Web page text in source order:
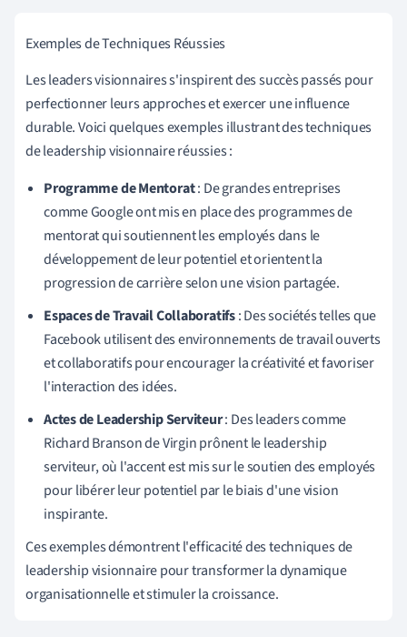
Exemples de Techniques Réussies
Les leaders visionnaires s'inspirent des succès passés pour
perfectionner leurs approches et exercer une influence
durable. Voici quelques exemples illustrant des techniques
de leadership visionnaire réussies :
Programme de Mentorat: De grandes entreprises
comme Google ont mis en place des programmes de
mentorat qui soutiennent les employés dans le
développement de leur potentiel et orientent la
progression de carrière selon une vision partagée.
Espaces de Travail Collaboratifs: Des sociétés telles que
Facebook utilisent des environnements de travail ouverts
et collaboratifs pour encourager la créativité et favoriser
l'interaction des idées.
Actes de Leadership Serviteur: Des leaders comme
Richard Branson de Virgin prônent le leadership
serviteur, où l'accent est mis sur le soutien des employés
pour libérer leur potentiel par le biais d'une vision
inspirante.
Ces exemples démontrent l'efficacité des techniques de
leadership visionnaire pour transformer la dynamique
organisationnelle et stimuler la croissance.